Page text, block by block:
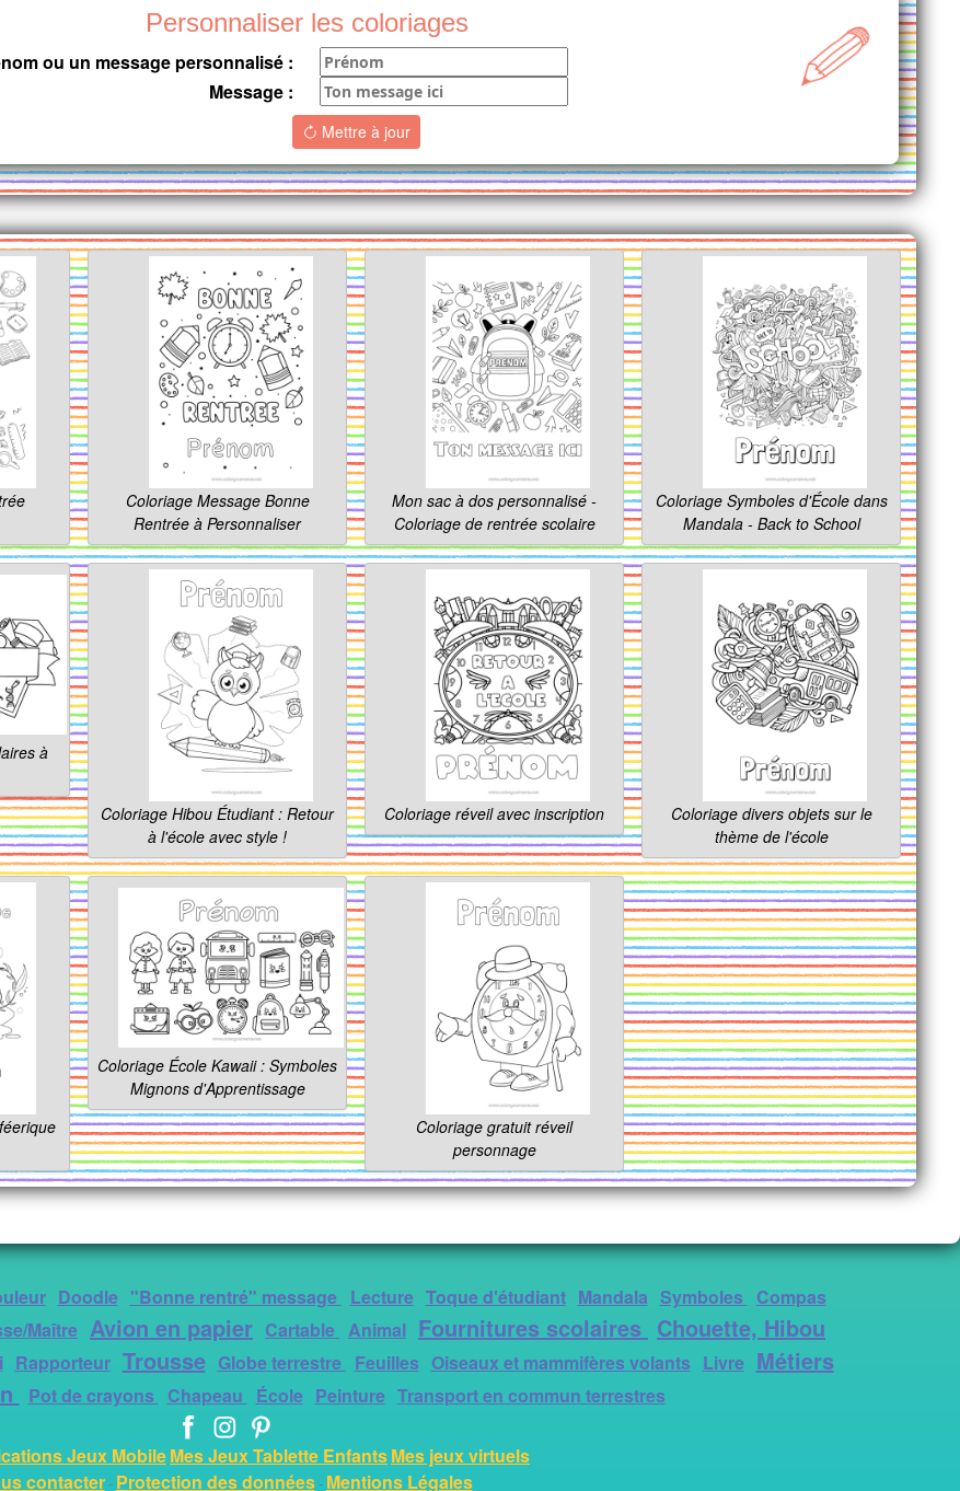
Personnaliser les coloriages
ou un message personnalisé :
Message :
Mettre à jour
Coloriage Message Bonne
Rentrée à Personnaliser
Mon sac à dos personnalisé -
Coloriage de rentrée scolaire
Coloriage Symboles d'École dans
Mandala - Back to School
à
Coloriage Hibou Étudiant : Retour
à l'école avec style !
Coloriage réveil avec inscription
Coloriage divers objets sur le
thème de l'école
Coloriage École Kawaii : Symboles
Mignons d'Apprentissage
Coloriage gratuit réveil
personnage
Doodle "Bonne rentré" message Lecture Toque d'étudiant Mandala Symboles
Compas
Maître Avion en papier Cartable Animal Fournitures scolaires Chouette, Hibou
Rapporteur Trousse Globe terrestre Feuilles Oiseaux et mammifères volants Livre Métiers
Pot de crayons Chapeau École Peinture Transport en commun terrestres
Jeux MobileMes Jeux Tablette EnfantsMes jeux virtuels
contacter- Protection des données- Mentions Légales